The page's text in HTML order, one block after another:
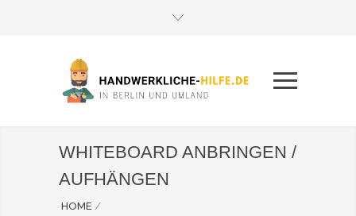
WHITEBOARD ANBRINGEN /
AUFHÄNGEN
HOME /